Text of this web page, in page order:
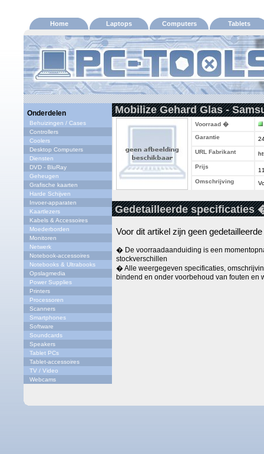
Home Laptops Computers Tablets
Onderdelen
Behuizingen / Cases
Controllers
Coolers
Desktop Computers
Diensten
DVD - BluRay
Geheugen
Grafische kaarten
Harde Schijven
Invoer-apparaten
Kaartlezers
Kabels & Accessoires
Moederborden
Monitoren
Netwerk
Notebook-accessoires
Notebooks & Ultrabooks
Opslagmedia
Power Supplies
Printers
Processoren
Scanners
Smartphones
Software
Soundcards
Speakers
Tablet PCs
Tablet-accessoires
TV / Video
Webcams
Mobilize Gehard Glas -
Voorraad �
Garantie
URL Fabrikant
Prijs
Omschrijving
Gedetailleerde specificaties
Voor dit artikel zijn geen
� De voorraadaanduiding is een
stockverschillen
� Alle weergegeven specificaties,
bindend en onder voorbehoud van fouten en